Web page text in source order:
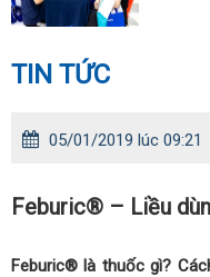
TIN TỨC
05/01/2019 lúc 09:21
Feburic® – Liều
Feburic® là thuốc gì?